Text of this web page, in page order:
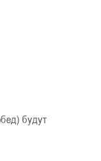
будут